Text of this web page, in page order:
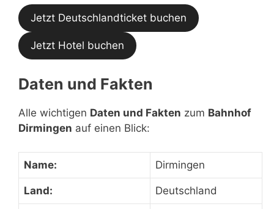
Jetzt Deutschlandticket buchen
Jetzt Hotel buchen
Daten und Fakten
Alle wichtigen Daten und Fakten zum Bahnhof
Dirmingen auf einen Blick:
Name: Dirmingen
Land: Deutschland